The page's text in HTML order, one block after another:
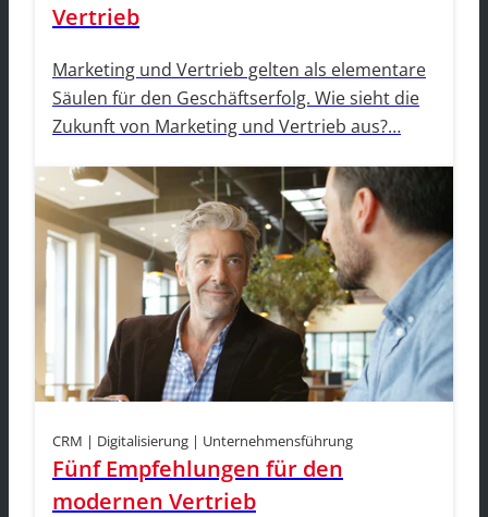
Vertrieb
Marketing und Vertrieb gelten als elementare
Säulen für den Geschäftserfolg. Wie sieht die
Zukunft von Marketing und Vertrieb aus?…
CRM | Digitalisierung | Unternehmensführung
Fünf Empfehlungen für den
modernen Vertrieb